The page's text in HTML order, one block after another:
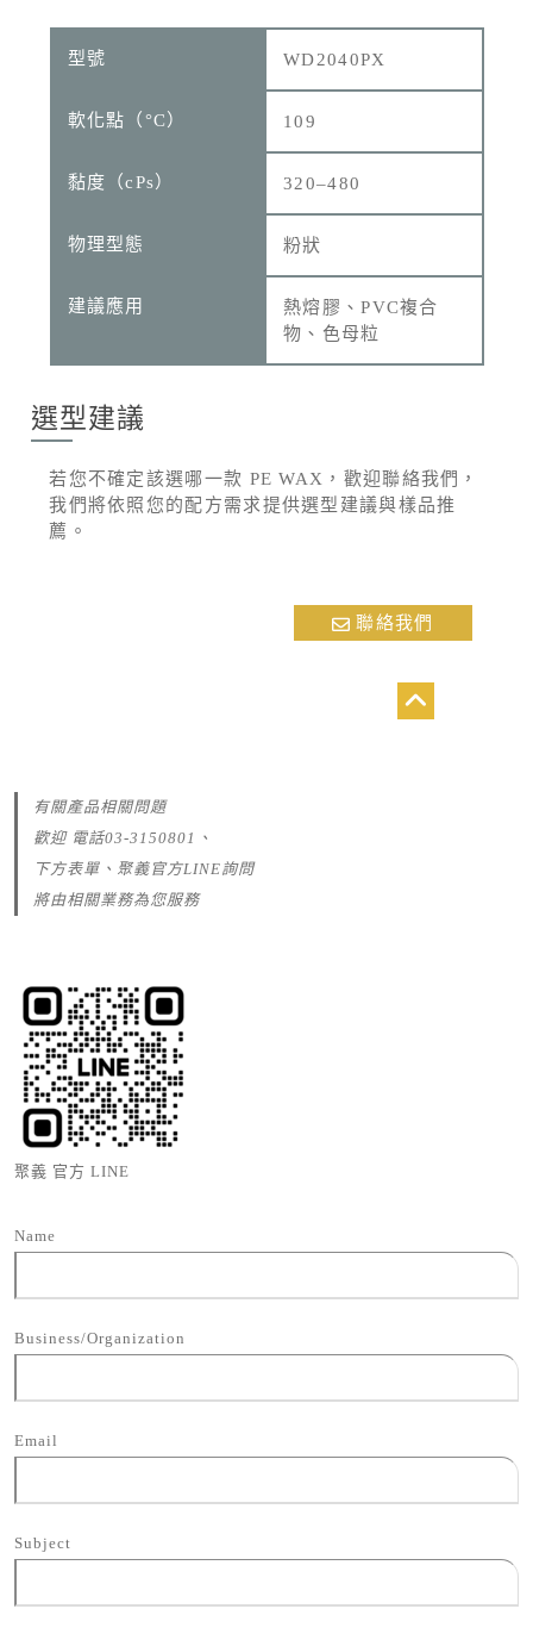
WD2040PX
109
320–480
粉狀
熱熔膠、PVC複合
物、色母粒
選型建議
若您不確定該選哪一款 PE WAX，歡迎聯絡我們，
我們將依照您的配方需求提供選型建議與樣品推
薦。
聯絡我們
有關產品相關問題
歡迎 電話03-3150801、
下方表單、聚義官方LINE詢問
將由相關業務為您服務
聚義 官方 LINE
Name
Business/Organization
Email
Subject